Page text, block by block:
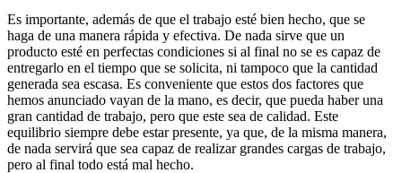
Es importante, además de que el trabajo esté bien hecho, que se
haga de una manera rápida y efectiva. De nada sirve que un
producto esté en perfectas condiciones si al final no se es capaz de
entregarlo en el tiempo que se solicita, ni tampoco que la cantidad
generada sea escasa. Es conveniente que estos dos factores que
hemos anunciado vayan de la mano, es decir, que pueda haber una
gran cantidad de trabajo, pero que este sea de calidad. Este
equilibrio siempre debe estar presente, ya que, de la misma manera,
de nada servirá que sea capaz de realizar grandes cargas de trabajo,
pero al final todo está mal hecho.